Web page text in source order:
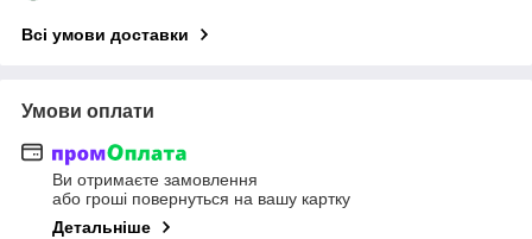
Всі умови доставки
Умови оплати
Ви отримаєте замовлення
або гроші повернуться на вашу картку
Детальніше